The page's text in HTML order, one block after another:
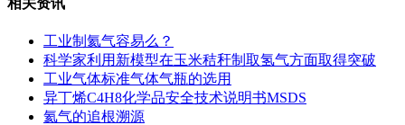
工业制氦气容易么？
科学家利用新模型在玉米秸秆制取氢气方面取得突破
工业气体标准气体气瓶的选用
异丁烯C4H8化学品安全技术说明书MSDS
氦气的追根溯源